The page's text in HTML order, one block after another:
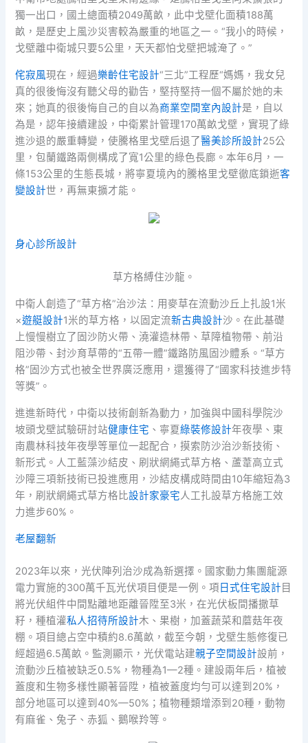
獨一出口，國土總面積2049萬畝，此中戈壁化面積188萬
畝，是歷史上風沙災害較為嚴重的地區之一。“我小的時候，
戈壁離中衛城只要5公里，天天都怕戈壁把城淹了。”
侘寂風現在，經過樂齡住宅設計“三北”工程歷“媽媽，我女兒
真的很後悔沒有聽父母的勸告，堅持堅持一個不屬於她的未
來；她真的很後悔自己的自以為商業空間室內設計是，自以
為是，認年接續建設，中衛累計管理170萬畝戈壁，實現了綠
進沙退的嚴重轉變，使騰格里戈壁后退了醫美診所設計25公
里，包蘭鐵路兩側構成了寬1公里的綠色長廊。本年6月，一
條153公里的生態長城，將寧夏境內的騰格里戈壁徹底鎖逝客
變設計世，再無東擴才能。
身心診所設計
草方格縛住沙龍。
中衛人創造了“草方格”治沙法：用麥草在流動沙丘上扎設1米
×遊艇設計1米的草方格，以固定流新古典設計沙。在此基礎
上慢慢樹立了固沙防火帶、澆灌造林帶、草障植物帶、前沿
阻沙帶、封沙育草帶的“五帶一體”鐵路防風固沙體系。“草方
格”固沙方式也被全世界廣泛應用，還獲得了“國家科技進步特
等獎”。
進進新時代，中衛以技術創新為動力，加強與中國科學院沙
坡頭戈壁試驗研討站健康住宅 、寧夏綠裝修設計年夜學、東
南農林科技年夜學等單位一起配合，摸索防沙治沙新技術、
新形式。人工藍藻沙結皮、刷狀網繩式草方格、蘆葦高立式
沙障三項新技術已投進應用，沙結皮構成時間由10年縮短為3
年，刷狀網繩式草方格比設計家豪宅 人工扎設草方格施工效
力進步60%。
老屋翻新
2023年以來，光伏陣列治沙成為新選擇。國家動力集團龍源
電力實施的300萬千瓦光伏項目便是一例。項 日式住宅設計 目
將光伏組件中間點離地距離晉陞至3米，在光伏板間播撒草
籽，種植灌私人招待所設計木、果樹，加蓋蔬菜和蘑菇年夜
棚。項目總占空中積約8.6萬畝，截至今朝，戈壁生態修復已
經超過6.5萬畝。監測顯示，光伏電站建親子空間設計設前，
流動沙丘植被缺乏0.5%，物種為1—2種。建設兩年后，植被
蓋度和生物多樣性顯著晉陞，植被蓋度均勻可以達到20%，
部分地區可以達到40%—50%；植物種類增添到20種，動物
有麻雀、兔子、赤狐、鵝喉羚等。